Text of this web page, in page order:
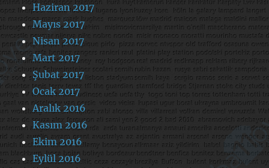
Haziran 2017
Mayıs 2017
Nisan 2017
Mart 2017
Şubat 2017
Ocak 2017
Aralık 2016
Kasım 2016
Ekim 2016
Eylül 2016